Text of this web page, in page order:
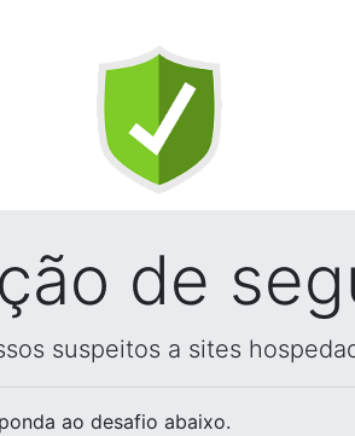
de
suspeitos a sites
ao desafio abaixo.